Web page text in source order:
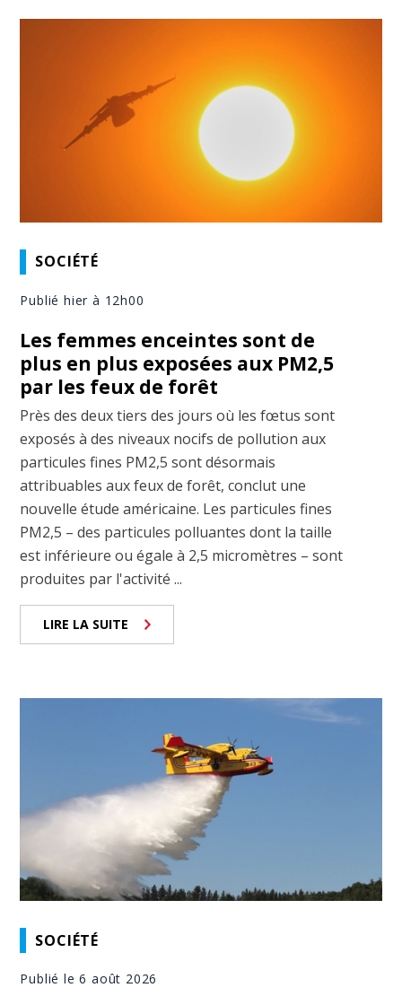
SOCIÉTÉ
Publié hier à 12h00
Les femmes enceintes sont de
plus en plus exposées aux PM2,5
par les feux de forêt
Près des deux tiers des jours où les fœtus sont
exposés à des niveaux nocifs de pollution aux
particules fines PM2,5 sont désormais
attribuables aux feux de forêt, conclut une
nouvelle étude américaine. Les particules fines
PM2,5 – des particules polluantes dont la taille
est inférieure ou égale à 2,5 micromètres – sont
produites par l'activité ...
LIRE LA SUITE
SOCIÉTÉ
Publié le 6 août 2026